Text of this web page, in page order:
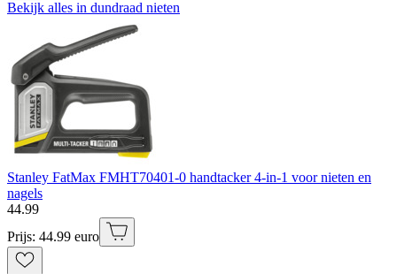
Bekijk alles in dundraad nieten
Stanley FatMax FMHT70401-0 handtacker 4-in-1 voor nieten en
nagels
44.99
Prijs: 44.99 euro